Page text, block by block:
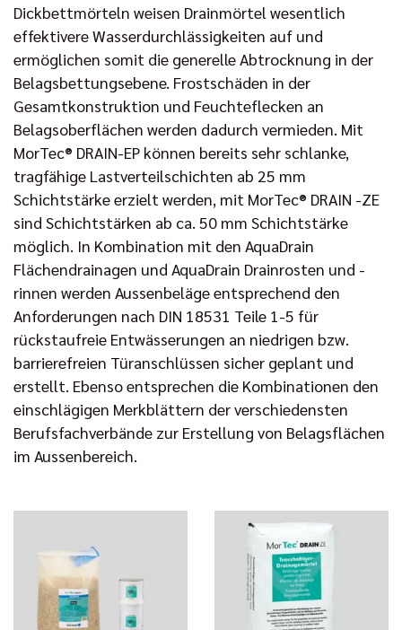
Dickbettmörteln weisen Drainmörtel wesentlich
effektivere Wasserdurchlässigkeiten auf und
ermöglichen somit die generelle Abtrocknung in der
Belagsbettungsebene. Frostschäden in der
Gesamtkonstruktion und Feuchteflecken an
Belagsoberflächen werden dadurch vermieden. Mit
MorTec® DRAIN-EP können bereits sehr schlanke,
tragfähige Lastverteilschichten ab 25 mm
Schichtstärke erzielt werden, mit MorTec® DRAIN -ZE
sind Schichtstärken ab ca. 50 mm Schichtstärke
möglich. In Kombination mit den AquaDrain
Flächendrainagen und AquaDrain Drainrosten und -
rinnen werden Aussenbeläge entsprechend den
Anforderungen nach DIN 18531 Teile 1-5 für
rückstaufreie Entwässerungen an niedrigen bzw.
barrierefreien Türanschlüssen sicher geplant und
erstellt. Ebenso entsprechen die Kombinationen den
einschlägigen Merkblättern der verschiedensten
Berufsfachverbände zur Erstellung von Belagsflächen
im Aussenbereich.